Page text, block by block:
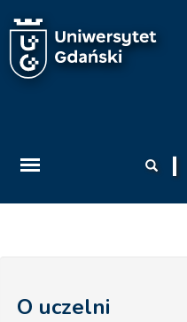
wyszukiwania
O uczelni